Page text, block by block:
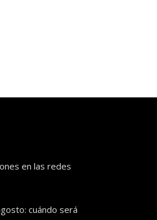
en las redes
cuándo será